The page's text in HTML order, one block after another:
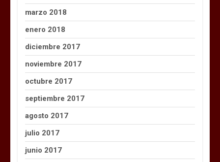
marzo 2018
enero 2018
diciembre 2017
noviembre 2017
octubre 2017
septiembre 2017
agosto 2017
julio 2017
junio 2017